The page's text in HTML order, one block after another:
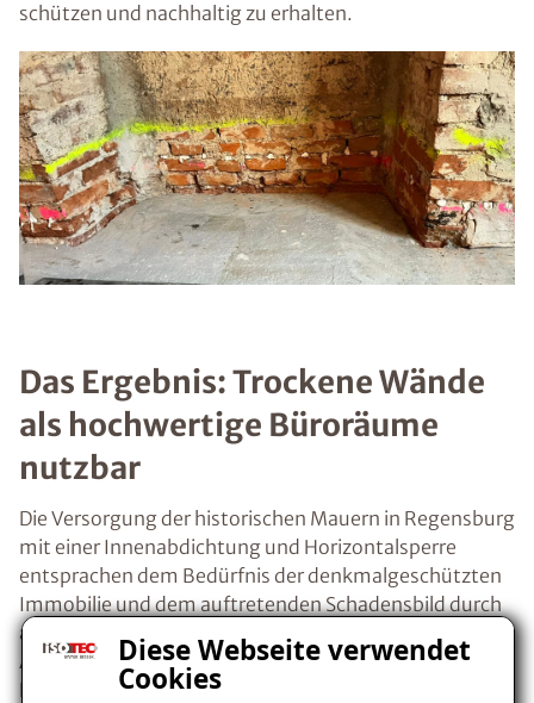
Diese Webseite verwendet
Cookies
schützen und nachhaltig zu erhalten.
Das Ergebnis: Trockene Wände
als hochwertige Büroräume
nutzbar
Die Versorgung der historischen Mauern in Regensburg
mit einer Innenabdichtung und Horizontalsperre
entsprachen dem Bedürfnis der denkmalgeschützten
Immobilie und dem auftretenden Schadensbild durch
aufsteigende Feuchtigkeit. Nach Abschluss der
Abdichtung durch den Regensburger ISOTEC-
Fachbetrieb konnte die Umgestaltung zur